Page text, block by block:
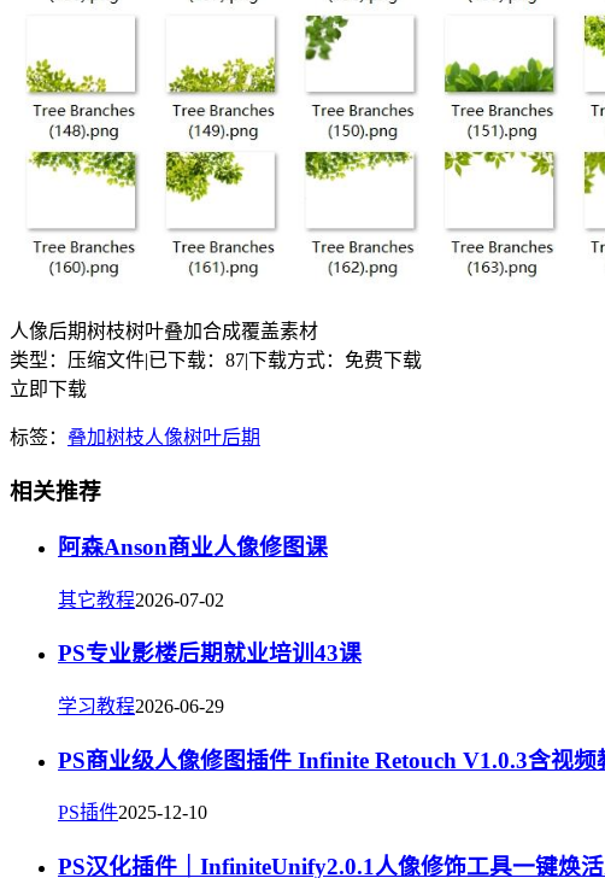
人像后期树枝树叶叠加合成覆盖素材
类型：压缩文件|已下载：87|下载方式：免费下载
立即下载
标签： 叠加树枝人像树叶后期
相关推荐
阿森Anson商业人像修图课
其它教程2026-07-02
PS专业影楼后期就业培训43课
学习教程2026-06-29
PS商业级人像修图插件 Infinite Retouch V1.0.3含视频
PS插件2025-12-10
PS汉化插件｜InfiniteUnify2.0.1人像修饰工具一键焕